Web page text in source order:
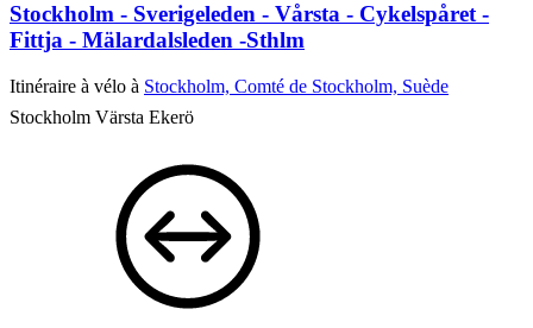
Stockholm - Sverigeleden - Vårsta - Cykelspåret -
Fittja - Mälardalsleden -Sthlm
Itinéraire à vélo à Stockholm, Comté de Stockholm, Suède
Stockholm Värsta Ekerö